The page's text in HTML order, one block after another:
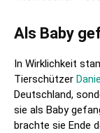
Als Baby
In Wirklichkeit
Tierschützer
Deutschland,
sie als Baby
brachte sie Ende